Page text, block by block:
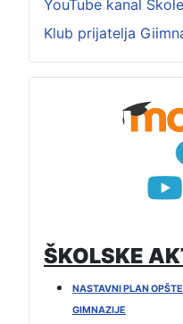
YouTube kanal Škole
Klub prijatelja
ŠKOLSKE
NASTAVNI PLAN
GIMNAZIJE